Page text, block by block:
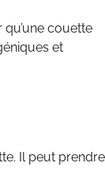
couette
et
Il peut prendre